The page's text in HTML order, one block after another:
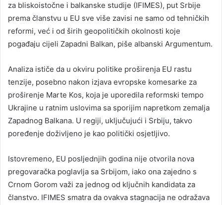
za bliskoistočne i balkanske studije (IFIMES), put Srbije
prema članstvu u EU sve više zavisi ne samo od tehničkih
reformi, već i od širih geopolitičkih okolnosti koje
pogađaju cijeli Zapadni Balkan, piše albanski Argumentum.
Analiza ističe da u okviru politike proširenja EU rastu
tenzije, posebno nakon izjava evropske komesarke za
proširenje Marte Kos, koja je uporedila reformski tempo
Ukrajine u ratnim uslovima sa sporijim napretkom zemalja
Zapadnog Balkana. U regiji, uključujući i Srbiju, takvo
poređenje doživljeno je kao politički osjetljivo.
Istovremeno, EU posljednjih godina nije otvorila nova
pregovaračka poglavlja sa Srbijom, iako ona zajedno s
Crnom Gorom važi za jednog od ključnih kandidata za
članstvo. IFIMES smatra da ovakva stagnacija ne odražava